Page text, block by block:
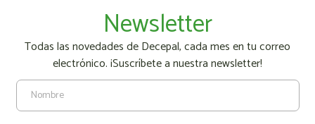
Newsletter
Todas las novedades de Decepal, cada mes en tu correo
electrónico. ¡Suscríbete a nuestra newsletter!